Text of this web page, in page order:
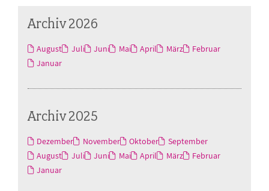
Archiv 2026
August Juli Juni Mai April März
Februar
Januar
Archiv 2025
Dezember November Oktober
September
August
Juli Juni Mai April März
Februar
Januar